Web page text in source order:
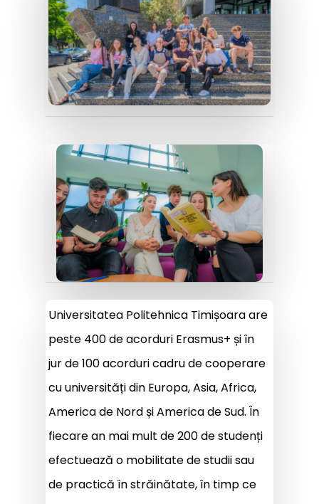
Universitatea Politehnica Timișoara are
peste 400 de acorduri Erasmus+ și în
jur de 100 acorduri cadru de cooperare
cu universități din Europa, Asia, Africa,
America de Nord și America de Sud. În
fiecare an mai mult de 200 de studenți
efectuează o mobilitate de studii sau
de practică în străinătate, în timp ce